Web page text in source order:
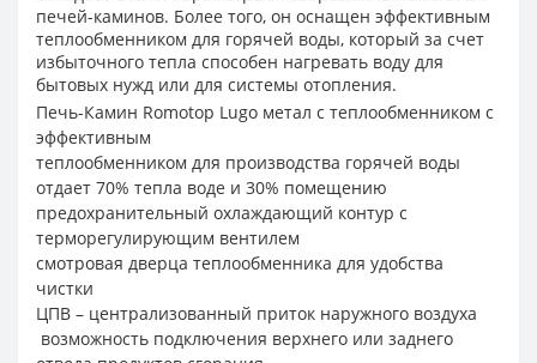
печей-каминов. Более того, он оснащен эффективным
теплообменником для горячей воды, который за счет
избыточного тепла способен нагревать воду для
бытовых нужд или для системы отопления.
Печь-Камин Romotop Lugo метал с теплообменником c
эффективным
теплообменником для производства горячей воды
отдает 70% тепла воде и 30% помещению
предохранительный охлаждающий контур с
терморегулирующим вентилем
смотровая дверца теплообменника для удобства
чистки
ЦПВ – централизованный приток наружного воздуха
возможность подключения верхнего или заднего